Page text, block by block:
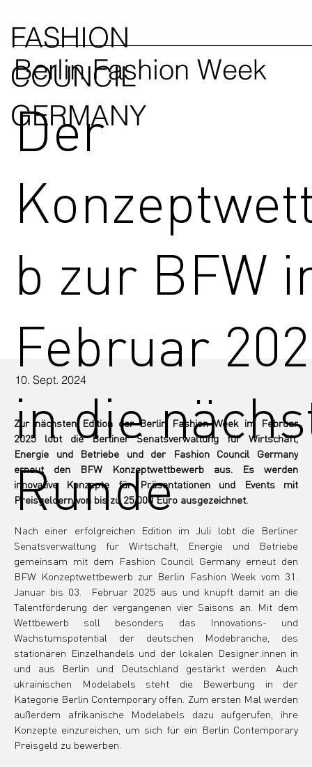
FASHION
COUNCIL
GERMANY
10. Sept. 2024
Zur nächsten Edition der Berlin Fashion Week im Februar
2025 lobt die Berliner Senatsverwaltung für Wirtschaft,
Energie und Betriebe und der Fashion Council Germany
erneut den BFW Konzeptwettbewerb aus. Es werden
innovative Konzepte für Präsentationen und Events mit
Preisgeldern von bis zu 25.000 Euro ausgezeichnet.
Nach einer erfolgreichen Edition im Juli lobt die Berliner
Senatsverwaltung für Wirtschaft, Energie und Betriebe
gemeinsam mit dem Fashion Council Germany erneut den
BFW Konzeptwettbewerb zur Berlin Fashion Week vom 31.
Januar bis 03.  Februar 2025 aus und knüpft damit an die
Talentförderung der vergangenen vier Saisons an. Mit dem
Wettbewerb soll besonders das Innovations- und
Wachstumspotential der deutschen Modebranche, des
stationären Einzelhandels und der lokalen Designer:innen in
und aus Berlin und Deutschland gestärkt werden. Auch
ukrainischen Modelabels steht die Bewerbung in der
Kategorie Berlin Contemporary offen. Zum ersten Mal werden
außerdem afrikanische Modelabels dazu aufgerufen, ihre
Konzepte einzureichen, um sich für ein Berlin Contemporary
Preisgeld zu bewerben.
Berlin Fashion Week
Der
b zur BFW
Februar
in die
Runde